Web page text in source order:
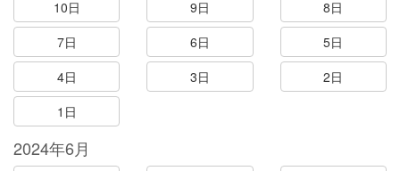
10日
9日
8日
7日
6日
5日
4日
3日
2日
1日
2024年6月